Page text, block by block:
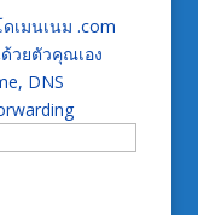
เมนเนม .com
วยตัวคุณเอง
DNS